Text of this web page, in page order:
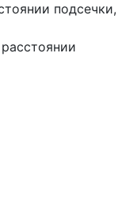
подсечки,